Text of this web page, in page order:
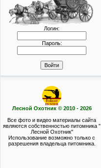
Логин:
Пароль:
Лесной Охотник © 2010 - 2026
Все фото и видео материалы сайта
являются собственностью питомника "
Лесной Охотник"
Использование возможно только с
разрешения владельца питомника.